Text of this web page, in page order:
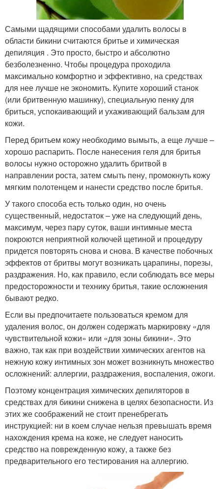
Самыми щадящими способами удалить волосы в
области бикини считаются бритье и химическая
депиляция . Это просто, быстро и абсолютно
безболезненно. Чтобы процедура проходила
максимально комфортно и эффективно, на средствах
для нее лучше не экономить. Купите хороший станок
(или бритвенную машинку), специальную пенку для
бриться, успокаивающий и ухаживающий бальзам для
кожи.
Перед бритьем кожу необходимо вымыть, а еще лучше –
хорошо распарить. После нанесения геля для бритья
волосы нужно осторожно удалить бритвой в
направлении роста, затем смыть пену, промокнуть кожу
мягким полотенцем и нанести средство после бритья.
У такого способа есть только один, но очень
существенный, недостаток – уже на следующий день,
максимум, через пару суток, ваши интимные места
покроются неприятной колючей щетиной и процедуру
придется повторять снова и снова. В качестве побочных
эффектов от бритвы могут возникать царапины, порезы,
раздражения. Но, как правило, если соблюдать все меры
предосторожности и технику бритья, такие осложнения
бывают редко.
Если вы предпочитаете пользоваться кремом для
удаления волос, он должен содержать маркировку «для
чувствительной кожи» или «для зоны бикини». Это
важно, так как при воздействии химических агентов на
нежную кожу интимных зон может возникнуть множество
осложнений: аллергии, раздражения, воспаления, ожоги.
Поэтому концентрация химических депиляторов в
средствах для бикини снижена в целях безопасности. Из
этих же соображений не стоит пренебрегать
инструкцией: ни в коем случае нельзя превышать время
нахождения крема на коже, не следует наносить
средство на поврежденную кожу, а также без
предварительного его тестирования на аллергию.